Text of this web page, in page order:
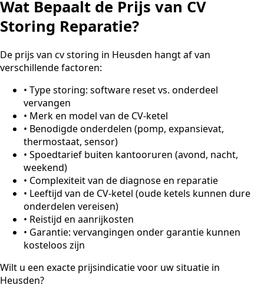
Wat Bepaalt de Prijs van CV
Storing Reparatie?
De prijs van cv storing in Heusden hangt af van
verschillende factoren:
• Type storing: software reset vs. onderdeel
vervangen
• Merk en model van de CV-ketel
• Benodigde onderdelen (pomp, expansievat,
thermostaat, sensor)
• Spoedtarief buiten kantooruren (avond, nacht,
weekend)
• Complexiteit van de diagnose en reparatie
• Leeftijd van de CV-ketel (oude ketels kunnen dure
onderdelen vereisen)
• Reistijd en aanrijkosten
• Garantie: vervangingen onder garantie kunnen
kosteloos zijn
Wilt u een exacte prijsindicatie voor uw situatie in
Heusden?